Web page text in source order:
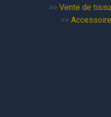
>> Vente de
>>